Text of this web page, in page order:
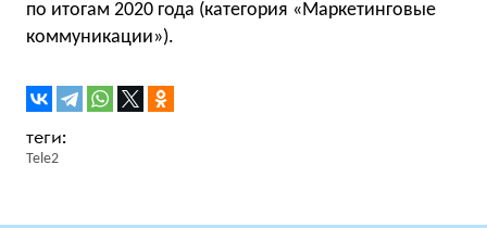
по итогам 2020 года (категория «Маркетинговые
коммуникации»).
Tele2